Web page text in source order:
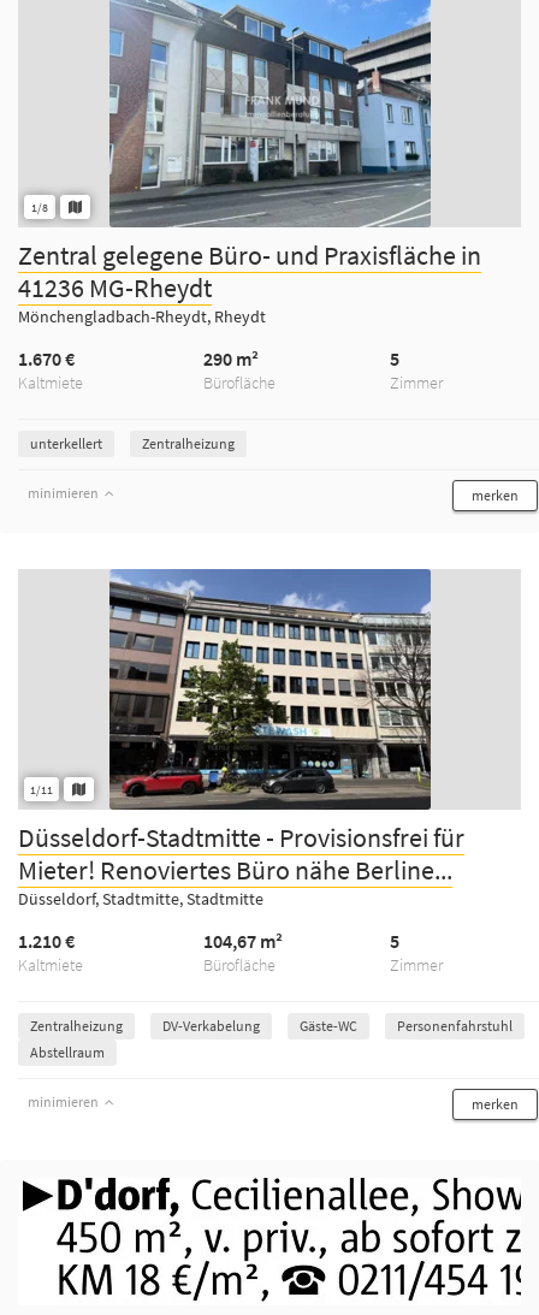
1/8
Zentral gelegene Büro- und Praxisfläche in
41236 MG-Rheydt
Mönchengladbach-Rheydt, Rheydt
Kaltmiete
1.670 €
Bürofläche
290 m²
Zimmer
5
unterkellert Zentralheizung
minimieren merken
1/11
Düsseldorf-Stadtmitte - Provisionsfrei für
Mieter! Renoviertes Büro nähe Berline...
Düsseldorf, Stadtmitte, Stadtmitte
Kaltmiete
1.210 €
Bürofläche
104,67 m²
Zimmer
5
Zentralheizung DV-Verkabelung Gäste-WC
Personenfahrstuhl
Abstellraum
minimieren merken